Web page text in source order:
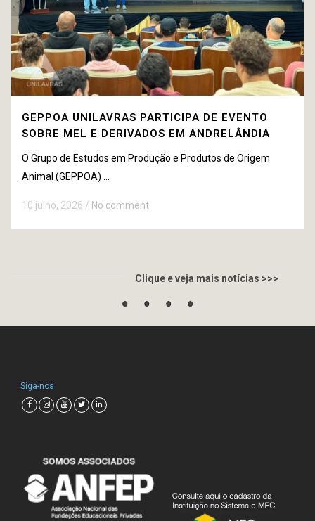
GEPPOA UNILAVRAS PARTICIPA DE EVENTO
SOBRE MEL E DERIVADOS EM ANDRELÂNDIA
O Grupo de Estudos em Produção e Produtos de Origem
Animal (GEPPOA) ...
10 julho, 2026 / No comment
Clique e veja mais notícias >>>
Siga-nos